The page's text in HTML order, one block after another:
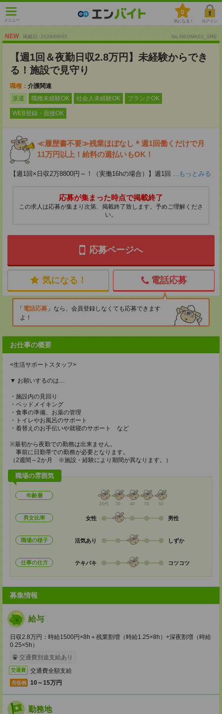
メニュー
0
気になる！ ログイン
NEW 掲載日 :2026/08/05 No.NSGMA02_SRE
【週1回＆夜勤日収2.8万円】未経験からでき
る！施設で見守り
職種： 介護関連
派遣
職種未経験OK 社会人未経験OK ブランクOK
WEB登録・面接OK
≪履歴書不要≫残業ほぼなし＊週1回働くだけで月
11万円以上！給料の週払いもOK！
【週1回×日収2万8800円～！（実働16hの場合）】週1回 ...もっとみる
応募が集まった時点で掲載終了
この求人は応募が集まり次第、掲載終了致します。予めご理解くださ
い。
応募ページへ
気になる！ 電話応募
電話応募
なら、会員登録しなくても応募できます
よ！
お仕事の概要
<生活サポートスタッフ>
▼ お願いするのは…
・施設内の見回り
・ベッドメイキング
・食事の準備、お薬の管理
・トイレやお風呂のサポート
・着替えのお手伝いや就寝のサポート など
※最初から夜勤での勤務は出来ません。
事前に日勤帯での勤務が必要となります。
（2週間～2か月 ※施設・経験により期間が異なります。）
職場の雰囲気
年齢層
20代 30 40 50 60
男女比率 女性 男性
職場の様子 活気あり しずか
仕事の仕方 テキパキ コツコツ
募集情報
給与
日収2.8万円：時給1500円×8h＋残業割増（時給1.25×8h）+深夜割増（時給
0.25×5h）
交通費別途支給あり
交通費 交通費全額支給
月収例 10～15万円
勤務地